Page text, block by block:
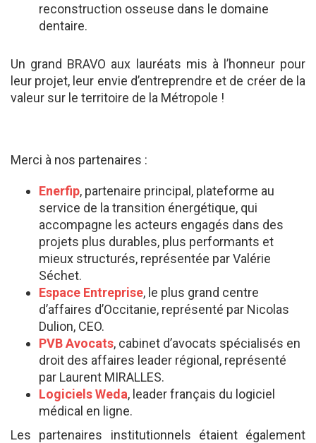
reconstruction osseuse dans le domaine
dentaire.
Un grand BRAVO aux lauréats mis à l’honneur pour
leur projet, leur envie d’entreprendre et de créer de la
valeur sur le territoire de la Métropole !
Merci à nos partenaires :
Enerfip, partenaire principal, plateforme au
service de la transition énergétique, qui
accompagne les acteurs engagés dans des
projets plus durables, plus performants et
mieux structurés, représentée par Valérie
Séchet.
Espace Entreprise, le plus grand centre
d’affaires d’Occitanie, représenté par Nicolas
Dulion, CEO.
PVB Avocats, cabinet d’avocats spécialisés en
droit des affaires leader régional, représenté
par Laurent MIRALLES.
Logiciels Weda, leader français du logiciel
médical en ligne.
Les partenaires institutionnels étaient également